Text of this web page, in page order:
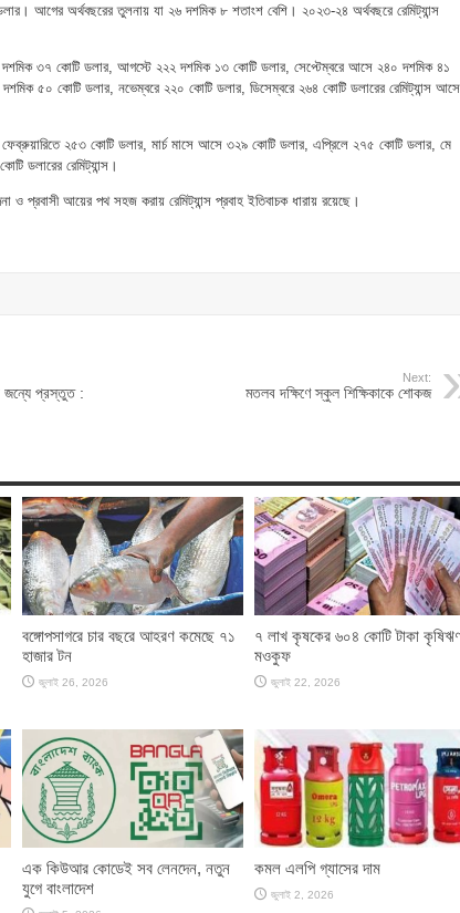
আগের অর্থবছরের তুলনায় যা ২৬ দশমিক ৮ শতাংশ বেশি। ২০২৩-২৪ অর্থবছরে রেমিট্যান্স
৩৭ কোটি ডলার, আগস্টে ২২২ দশমিক ১৩ কোটি ডলার, সেপ্টেম্বরে আসে ২৪০ দশমিক ৪১
৫০ কোটি ডলার, নভেম্বরে ২২০ কোটি ডলার, ডিসেম্বরে ২৬৪ কোটি ডলারের রেমিট্যান্স আসে
২৫৩ কোটি ডলার, মার্চ মাসে আসে ৩২৯ কোটি ডলার, এপ্রিলে ২৭৫ কোটি ডলার, মে
ডলারের রেমিট্যান্স।
ও প্রবাসী আয়ের পথ সহজ করায় রেমিট্যান্স প্রবাহ ইতিবাচক ধারায় রয়েছে।
জন্যে প্রস্তুত :
Next:
মতলব দক্ষিণে স্কুল শিক্ষিকাকে শোকজ
বঙ্গোপসাগরে চার বছরে আহরণ কমেছে ৭১
হাজার টন
জুলাই 26, 2026
৭ লাখ কৃষকের ৬০৪ কোটি টাকা
মওকুফ
জুলাই 22, 2026
এক কিউআর কোডেই সব লেনদেন, নতুন
যুগে বাংলাদেশ
কমল এলপি গ্যাসের দাম
জুলাই 2, 2026